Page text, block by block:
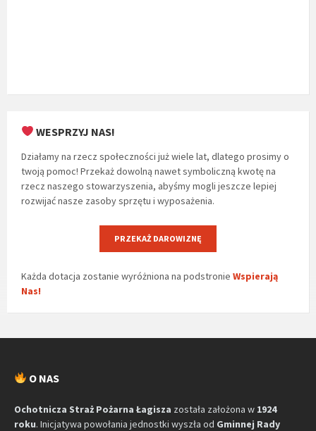
WESPRZYJ NAS!
Działamy na rzecz społeczności już wiele lat, dlatego prosimy o
twoją pomoc! Przekaż dowolną nawet symboliczną kwotę na
rzecz naszego stowarzyszenia, abyśmy mogli jeszcze lepiej
rozwijać nasze zasoby sprzętu i wyposażenia.
PRZEKAŻ DAROWIZNĘ
Każda dotacja zostanie wyróżniona na podstronie Wspierają
Nas!
O NAS
Ochotnicza Straż Pożarna Łagisza została założona w 1924
roku. Inicjatywa powołania jednostki wyszła od Gminnej Rady